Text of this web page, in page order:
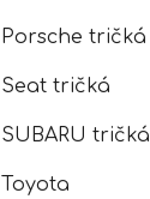
Porsche tričká
Seat tričká
SUBARU tričká
Toyota